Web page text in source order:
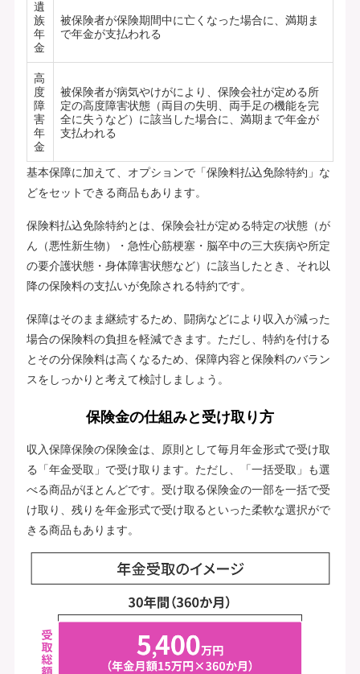
遺
族
年
金
被保険者が保険期間中に亡くなった場合に、満期ま
で年金が支払われる
高
度
障
害
年
金
被保険者が病気やけがにより、保険会社が定める所
定の高度障害状態（両目の失明、両手足の機能を完
全に失うなど）に該当した場合に、満期まで年金が
支払われる
基本保障に加えて、オプションで「保険料払込免除特約」な
どをセットできる商品もあります。
保険料払込免除特約とは、保険会社が定める特定の状態（が
ん（悪性新生物）・急性心筋梗塞・脳卒中の三大疾病や所定
の要介護状態・身体障害状態など）に該当したとき、それ以
降の保険料の支払いが免除される特約です。
保障はそのまま継続するため、闘病などにより収入が減った
場合の保険料の負担を軽減できます。ただし、特約を付ける
とその分保険料は高くなるため、保障内容と保険料のバラン
スをしっかりと考えて検討しましょう。
保険金の仕組みと受け取り方
収入保障保険の保険金は、原則として毎月年金形式で受け取
る「年金受取」で受け取ります。ただし、「一括受取」も選
べる商品がほとんどです。受け取る保険金の一部を一括で受
け取り、残りを年金形式で受け取るといった柔軟な選択がで
きる商品もあります。